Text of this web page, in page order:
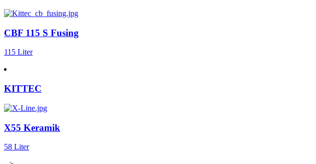
CBF 115 S Fusing
115 Liter
KITTEC
X55 Keramik
58 Liter